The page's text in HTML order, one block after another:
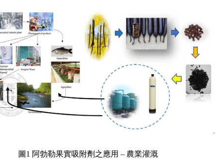
圖1 阿勃勒果實吸附劑之應用 – 農業灌溉